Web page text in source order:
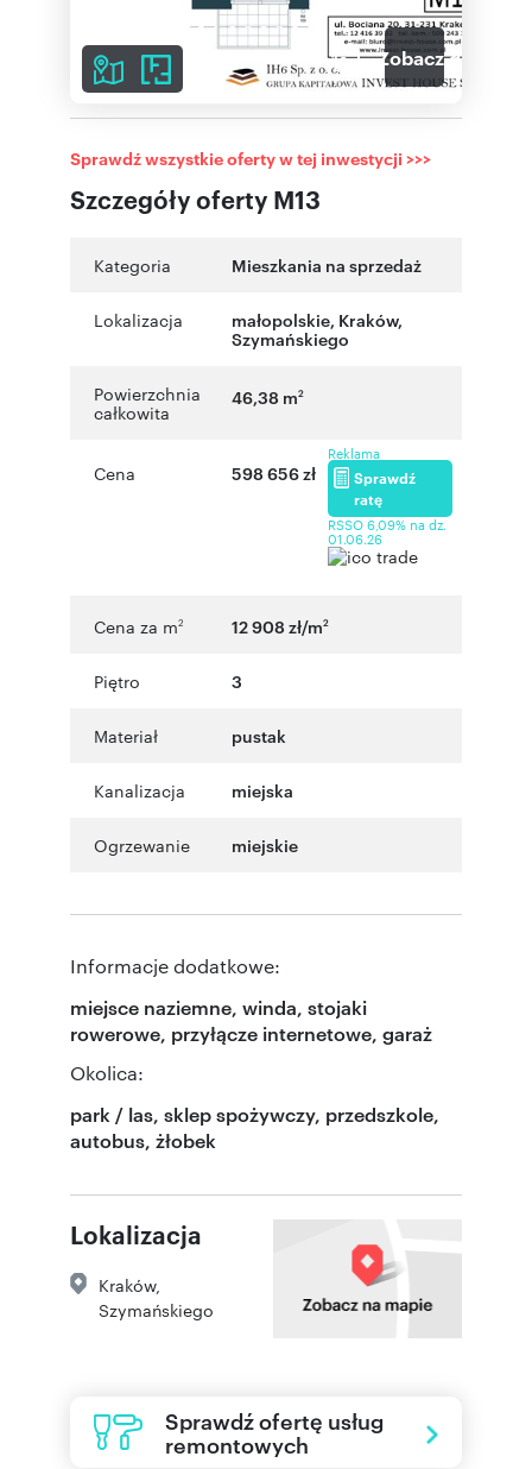
Zobacz galerię
Szczegóły oferty M13
Sprawdź wszystkie oferty w tej inwestycji >>>
Kategoria Mieszkania na sprzedaż
Lokalizacja małopolskie, Kraków,
Szymańskiego
Powierzchnia
całkowita
46,38 m2
Cena 598 656 zł
Reklama
Sprawdź
ratę
RSSO 6,09% na dz.
01.06.26
Cena za m2 12 908 zł/m2
Piętro 3
Materiał pustak
Kanalizacja miejska
Ogrzewanie miejskie
Informacje dodatkowe:
miejsce naziemne, winda, stojaki
rowerowe, przyłącze internetowe, garaż
Okolica:
park / las, sklep spożywczy, przedszkole,
autobus, żłobek
Lokalizacja
Kraków,
Szymańskiego
Sprawdź ofertę usług
remontowych